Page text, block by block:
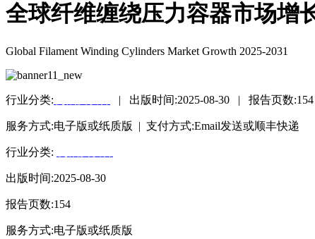
全球纤维缠绕压力容器市场增
Global Filament Winding Cylinders Market Growth 2025-2031
行业分类: | 出版时间:2025-08-30 | 报告页数:154
服务方式:电子版或纸质版 | 支付方式:Email发送或顺丰快递
行业分类:
出版时间:2025-08-30
报告页数:154
服务方式:电子版或纸质版